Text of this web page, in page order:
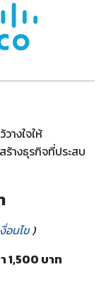
างใจให้
ร้างธุรกิจที่ประสบ
อนไข)
1,500 บาท